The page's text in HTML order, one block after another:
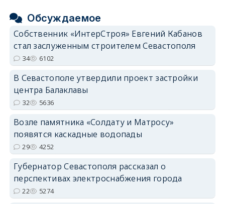
Обсуждаемое
Собственник «ИнтерСтроя» Евгений Кабанов
стал заслуженным строителем Севастополя
34 6102
В Севастополе утвердили проект застройки
центра Балаклавы
32 5636
Возле памятника «Солдату и Матросу»
появятся каскадные водопады
29 4252
Губернатор Севастополя рассказал о
перспективах электроснабжения города
22 5274